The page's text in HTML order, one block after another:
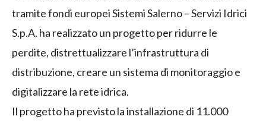
tramite fondi europei Sistemi Salerno – Servizi Idrici
S.p.A. ha realizzato un progetto per ridurre le
perdite, distrettualizzare l’infrastruttura di
distribuzione, creare un sistema di monitoraggio e
digitalizzare la rete idrica.
Il progetto ha previsto la installazione di 11.000